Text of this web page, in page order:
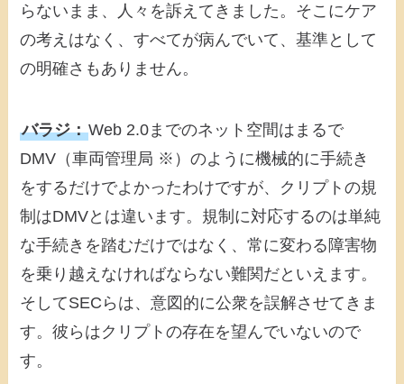
らないまま、人々を訴えてきました。そこにケア
の考えはなく、すべてが病んでいて、基準として
の明確さもありません。
バラジ：Web 2.0までのネット空間はまるで
DMV（車両管理局 ※）のように機械的に手続き
をするだけでよかったわけですが、クリプトの規
制はDMVとは違います。規制に対応するのは単純
な手続きを踏むだけではなく、常に変わる障害物
を乗り越えなければならない難関だといえます。
そしてSECらは、意図的に公衆を誤解させてきま
す。彼らはクリプトの存在を望んでいないので
す。